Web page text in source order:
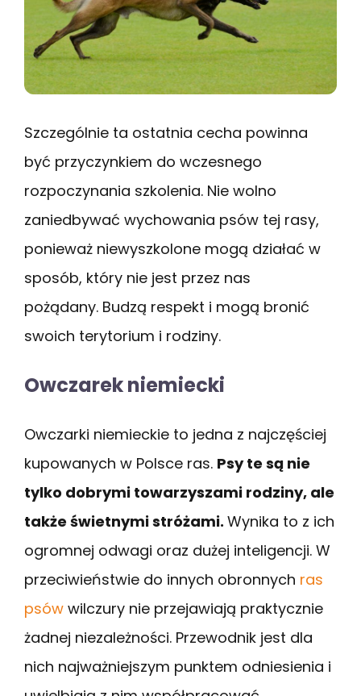
Szczególnie ta ostatnia cecha powinna
być przyczynkiem do wczesnego
rozpoczynania szkolenia. Nie wolno
zaniedbywać wychowania psów tej rasy,
ponieważ niewyszkolone mogą działać w
sposób, który nie jest przez nas
pożądany. Budzą respekt i mogą bronić
swoich terytorium i rodziny.
Owczarek niemiecki
Owczarki niemieckie to jedna z najczęściej
kupowanych w Polsce ras. Psy te są nie
tylko dobrymi towarzyszami rodziny, ale
także świetnymi stróżami. Wynika to z ich
ogromnej odwagi oraz dużej inteligencji. W
przeciwieństwie do innych obronnych ras
psów wilczury nie przejawiają praktycznie
żadnej niezależności. Przewodnik jest dla
nich najważniejszym punktem odniesienia i